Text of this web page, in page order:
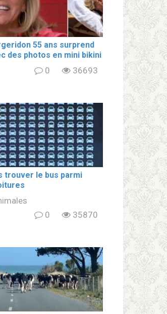
55 ans surprend
des photos en mini bikini
0 36693
trouver le bus parmi
0
35870